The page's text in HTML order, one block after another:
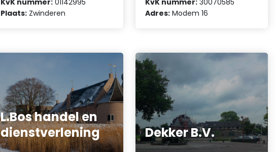
Plaats: Zwinderen
Adres: Modem 16
L.Bos handel en
dienstverlening
Dekker B.V.